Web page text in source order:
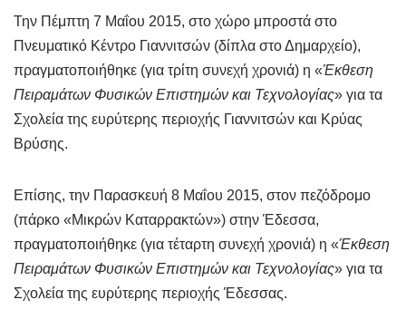
Την Πέμπτη 7 Μαΐου 2015, στο χώρο μπροστά στο
Πνευματικό Κέντρο Γιαννιτσών (δίπλα στο Δημαρχείο),
πραγματοποιήθηκε (για τρίτη συνεχή χρονιά) η «Έκθεση
Πειραμάτων Φυσικών Επιστημών και Τεχνολογίας» για τα
Σχολεία της ευρύτερης περιοχής Γιαννιτσών και Κρύας
Βρύσης.
Επίσης, την Παρασκευή 8 Μαΐου 2015, στον πεζόδρομο
(πάρκο «Μικρών Καταρρακτών») στην Έδεσσα,
πραγματοποιήθηκε (για τέταρτη συνεχή χρονιά) η «Έκθεση
Πειραμάτων Φυσικών Επιστημών και Τεχνολογίας» για τα
Σχολεία της ευρύτερης περιοχής Έδεσσας.